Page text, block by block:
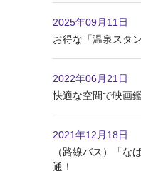
2025年09月11日
お得な「温泉スタ
2022年06月21日
快適な空間で映画
2021年12月18日
（路線バス）「な
通！